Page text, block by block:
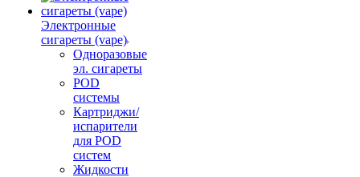
Электронные
сигареты (vape)
Одноразовые
эл. сигареты
POD
системы
Картриджи/
испарители
для POD
систем
Жидкости